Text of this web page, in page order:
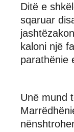
Ditë e
sqaruar
kaloni një
parathënie
Unë mund